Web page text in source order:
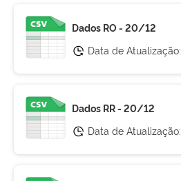
Dados RO - 20/12
Data de Atualização:
Dados RR - 20/12
Data de Atualização: